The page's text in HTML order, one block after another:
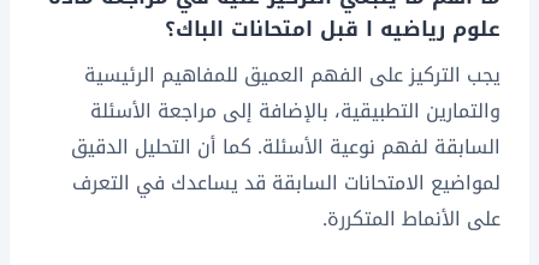
علوم رياضيه ا قبل امتحانات الباك؟
يجب التركيز على الفهم العميق للمفاهيم الرئيسية
والتمارين التطبيقية، بالإضافة إلى مراجعة الأسئلة
السابقة لفهم نوعية الأسئلة. كما أن التحليل الدقيق
لمواضيع الامتحانات السابقة قد يساعدك في التعرف
على الأنماط المتكررة.